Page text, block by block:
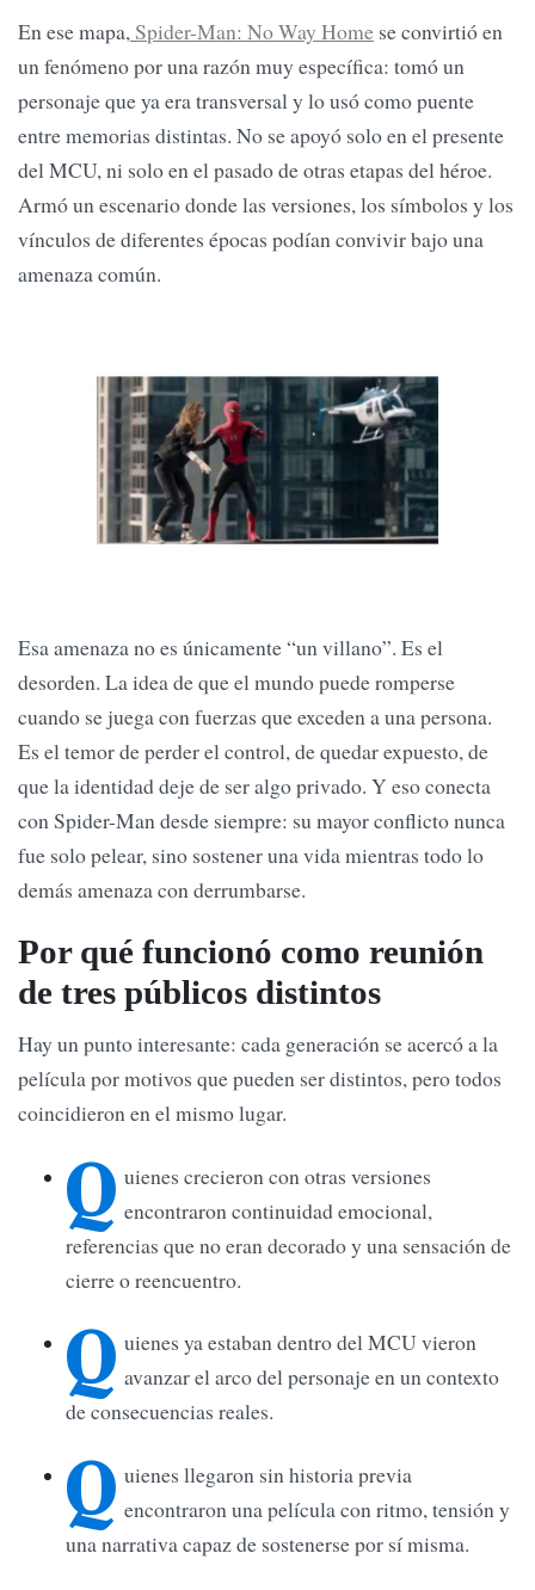
En ese mapa, Spider-Man: No Way Home se convirtió en
un fenómeno por una razón muy específica: tomó un
personaje que ya era transversal y lo usó como puente
entre memorias distintas. No se apoyó solo en el presente
del MCU, ni solo en el pasado de otras etapas del héroe.
Armó un escenario donde las versiones, los símbolos y los
vínculos de diferentes épocas podían convivir bajo una
amenaza común.
Esa amenaza no es únicamente “un villano”. Es el
desorden. La idea de que el mundo puede romperse
cuando se juega con fuerzas que exceden a una persona.
Es el temor de perder el control, de quedar expuesto, de
que la identidad deje de ser algo privado. Y eso conecta
con Spider-Man desde siempre: su mayor conflicto nunca
fue solo pelear, sino sostener una vida mientras todo lo
demás amenaza con derrumbarse.
Por qué funcionó como reunión
de tres públicos distintos
Hay un punto interesante: cada generación se acercó a la
película por motivos que pueden ser distintos, pero todos
coincidieron en el mismo lugar.
Q uienes crecieron con otras versiones
encontraron continuidad emocional,
referencias que no eran decorado y una sensación de
cierre o reencuentro.
Q uienes ya estaban dentro del MCU vieron
avanzar el arco del personaje en un contexto
de consecuencias reales.
Q uienes llegaron sin historia previa
encontraron una película con ritmo, tensión y
una narrativa capaz de sostenerse por sí misma.